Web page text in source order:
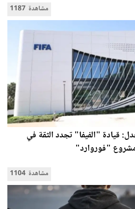
1187 مشاهدة
قيادة "الفيفا" تجدد الثقة في
"فوروارد"
1104 مشاهدة